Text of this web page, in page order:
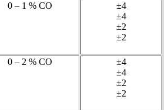
0 – 1 % СО
±4
±4
±2
±2
0 – 2 % СО
±4
±4
±2
±2